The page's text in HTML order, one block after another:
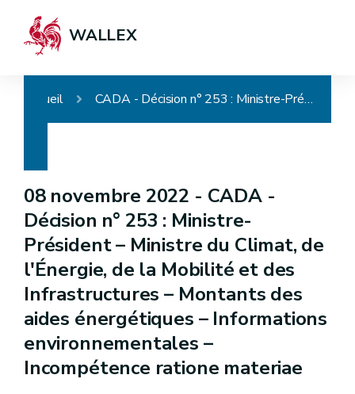
WALLEX
Accueil CADA - Décision n° 253 : Ministre-Président – Ministre du Climat, de l'Énergie, de la Mobilité et des Infrastructures – Montants des aides énergétiques – Informations environnementales – Incompétence ratione materiae
08 novembre 2022 - CADA -
Décision n° 253 : Ministre-
Président – Ministre du Climat, de
l'Énergie, de la Mobilité et des
Infrastructures – Montants des
aides énergétiques – Informations
environnementales –
Incompétence ratione materiae